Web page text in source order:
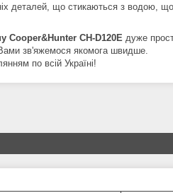
деталей, що стикаються з водою,
Cooper&Hunter CH-D120E дуже
зв'яжемося якомога швидше.
по всій Україні!